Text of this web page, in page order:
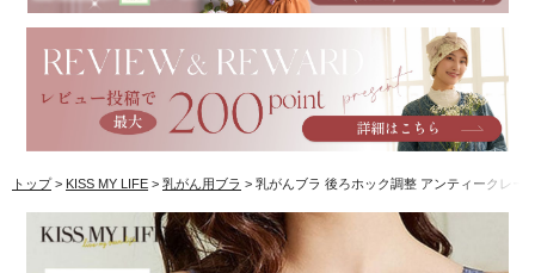
トップ KISS MY LIFE 乳がん用ブラ 乳がんブラ 後ろホック調整 アンティークレー